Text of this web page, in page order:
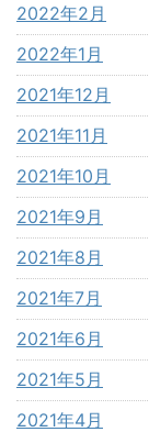
2022年2月
2022年1月
2021年12月
2021年11月
2021年10月
2021年9月
2021年8月
2021年7月
2021年6月
2021年5月
2021年4月